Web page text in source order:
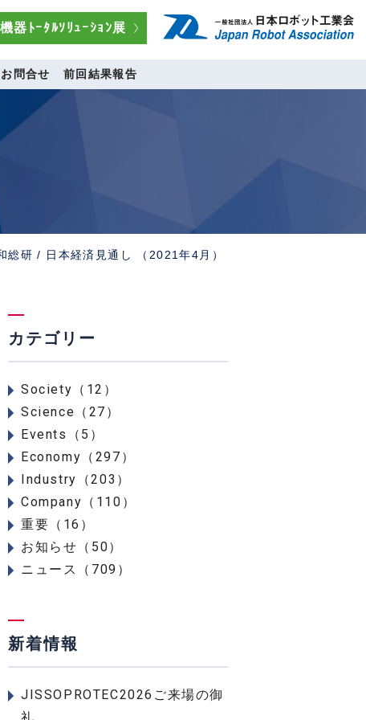
器ﾄｰﾀﾙｿﾘｭｰｼｮﾝ展
お問合せ 前回結果報告
総研 / 日本経済見通し （2021年4月）
カテゴリー
Society（12）
Science（27）
Events（5）
Economy（297）
Industry（203）
Company（110）
重要（16）
お知らせ（50）
ニュース（709）
新着情報
JISSOPROTEC2026ご来場の御